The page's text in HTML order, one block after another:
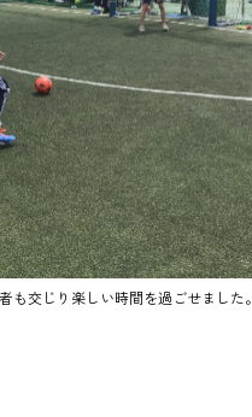
交じり楽しい時間を過ごせました。